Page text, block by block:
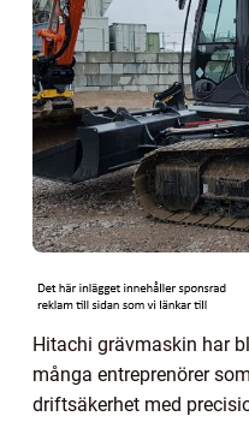
Hitachi grävmaskin har
många entreprenörer
driftsäkerhet med